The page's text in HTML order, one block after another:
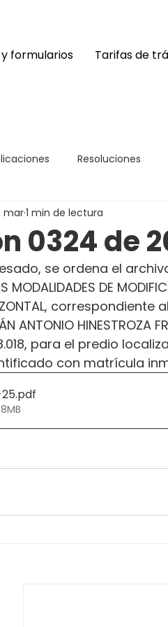
formularios Tarifas de
Resoluciones
0324 de
mar1 min de lectura
se ordena el
MODALIDADES DE
ANTONIO
para el predio
con matrícula
.pdf